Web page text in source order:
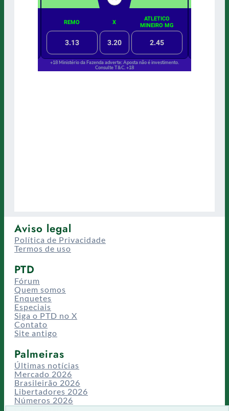
Aviso legal
Política de Privacidade
Termos de uso
PTD
Fórum
Quem somos
Enquetes
Especiais
Siga o PTD no X
Contato
Site antigo
Palmeiras
Últimas notícias
Mercado 2026
Brasileirão 2026
Libertadores 2026
Números 2026
Campeonatos